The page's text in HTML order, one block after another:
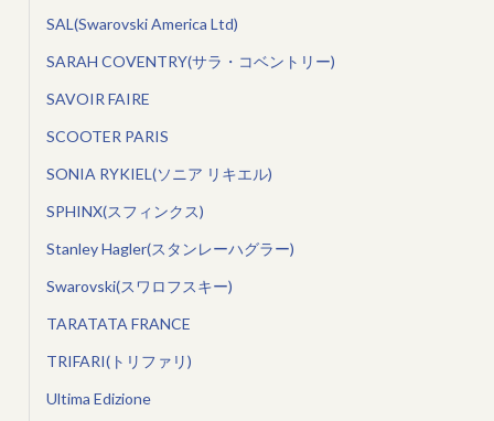
SAL(Swarovski America Ltd)
SARAH COVENTRY(サラ・コベントリー)
SAVOIR FAIRE
SCOOTER PARIS
SONIA RYKIEL(ソニア リキエル)
SPHINX(スフィンクス)
Stanley Hagler(スタンレーハグラー)
Swarovski(スワロフスキー)
TARATATA FRANCE
TRIFARI(トリファリ)
Ultima Edizione